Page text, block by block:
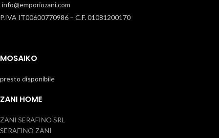
info@emporiozani.com
P.IVA IT00600770986 – C.F. 01081200170
MOSAIKO
presto disponibile
ZANI HOME
ZANI SERAFINO SRL
SERAFINO ZANI